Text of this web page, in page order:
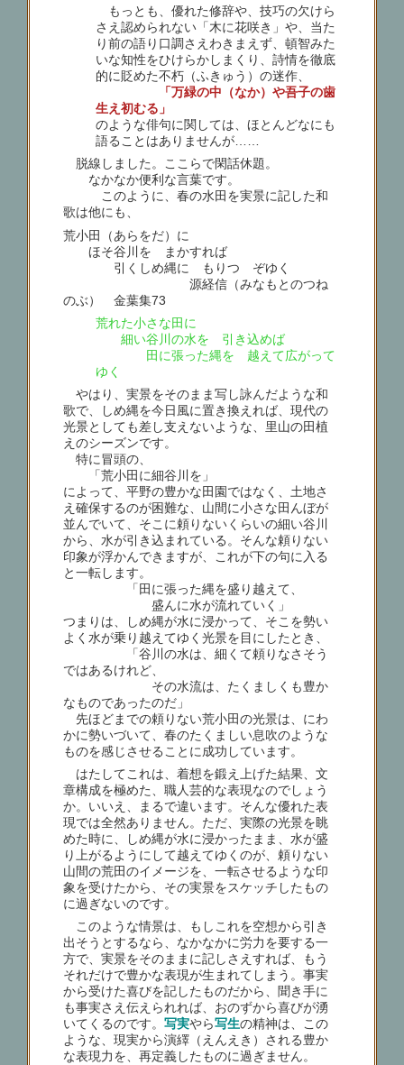
もっとも、優れた修辞や、技巧の欠けら
さえ認められない「木に花咲き」や、当た
り前の語り口調さえわきまえず、頓智みた
いな知性をひけらかしまくり、詩情を徹底
的に貶めた不朽（ふきゅう）の迷作、
「万緑の中（なか）や吾子の歯
生え初むる」
のような俳句に関しては、ほとんどなにも
語ることはありませんが……
脱線しました。ここらで閑話休題。
なかなか便利な言葉です。
このように、春の水田を実景に記した和
歌は他にも、
荒小田（あらをだ）に
ほそ谷川を まかすれば
引くしめ縄に もりつゝぞゆく
源経信（みなもとのつね
のぶ） 金葉集73
荒れた小さな田に
細い谷川の水を 引き込めば
田に張った縄を 越えて広がって
ゆく
やはり、実景をそのまま写し詠んだような和
歌で、しめ縄を今日風に置き換えれば、現代の
光景としても差し支えないような、里山の田植
えのシーズンです。
特に冒頭の、
「荒小田に細谷川を」
によって、平野の豊かな田園ではなく、土地さ
え確保するのが困難な、山間に小さな田んぼが
並んでいて、そこに頼りないくらいの細い谷川
から、水が引き込まれている。そんな頼りない
印象が浮かんできますが、これが下の句に入る
と一転します。
「田に張った縄を盛り越えて、
盛んに水が流れていく」
つまりは、しめ縄が水に浸かって、そこを勢い
よく水が乗り越えてゆく光景を目にしたとき、
「谷川の水は、細くて頼りなさそう
ではあるけれど、
その水流は、たくましくも豊か
なものであったのだ」
先ほどまでの頼りない荒小田の光景は、にわ
かに勢いづいて、春のたくましい息吹のような
ものを感じさせることに成功しています。
はたしてこれは、着想を鍛え上げた結果、文
章構成を極めた、職人芸的な表現なのでしょう
か。いいえ、まるで違います。そんな優れた表
現では全然ありません。ただ、実際の光景を眺
めた時に、しめ縄が水に浸かったまま、水が盛
り上がるようにして越えてゆくのが、頼りない
山間の荒田のイメージを、一転させるような印
象を受けたから、その実景をスケッチしたもの
に過ぎないのです。
このような情景は、もしこれを空想から引き
出そうとするなら、なかなかに労力を要する一
方で、実景をそのままに記しさえすれば、もう
それだけで豊かな表現が生まれてしまう。事実
から受けた喜びを記したものだから、聞き手に
も事実さえ伝えられれば、おのずから喜びが湧
いてくるのです。写実やら写生の精神は、この
ような、現実から演繹（えんえき）される豊か
な表現力を、再定義したものに過ぎません。